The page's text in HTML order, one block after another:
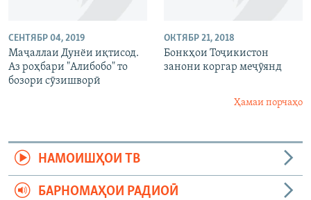
СЕНТЯБР 04, 2019
Маҷаллаи Дунёи иқтисод.
Аз роҳбари "Алибобо" то
бозори сӯзишворӣ
ОКТЯБР 21, 2018
Бонкҳои Тоҷикистон
занони коргар меҷӯянд
Ҳамаи порчаҳо
НАМОИШҲОИ ТВ
БАРНОМАҲОИ РАДИОӢ